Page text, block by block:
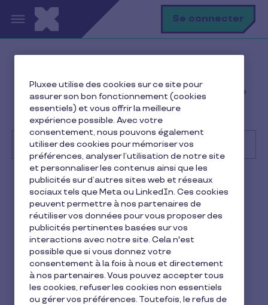
Aller au contenu principal Se connecter
Gestion des avantages et commandes des
employés
Dans quel pays livrez-vous ?
Recherche
Client Pluxee Cadeaux
Dans quel pays livrez-vous ?
1 min de lecture 16 juin 2026
lecture
Nous assurons la livraison en France
métropolitaine. Pour le moment, les livraisons ne
sont pas disponibles en dehors de ce périmètre.
Pluxee utilise des cookies sur ce site pour
assurer son bon fonctionnement (cookies
essentiels) et vous offrir la meilleure
expérience possible. Avec votre
consentement, nous pouvons également
utiliser des cookies pour mémoriser vos
préférences, analyser l’utilisation de notre site
et personnaliser les contenus ainsi que les
publicités sur d’autres sites web et réseaux
sociaux tels que Meta ou LinkedIn. Ces cookies
peuvent permettre à nos partenaires de
réutiliser vos données pour vous proposer des
publicités pertinentes basées sur vos
interactions avec notre site. Cela n'est
possible que si vous donnez votre
consentement à la fois à nous et directement
à nos partenaires. Vous pouvez accepter tous
les cookies, refuser les cookies non essentiels
ou gérer vos préférences. Toutefois, le refus de